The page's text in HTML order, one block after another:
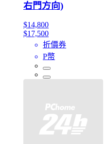
右門方向)
$14,800
$17,500
折價券
P幣